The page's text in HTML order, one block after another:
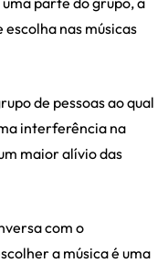
nas músicas
de pessoas ao qual
interferência na
maior alívio das
com o
a música é uma